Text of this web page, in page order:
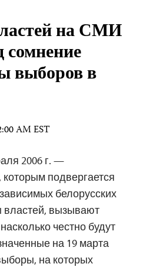
на СМИ
сомнение
выборов в
AM EST
2006 г. —
подвергается
белорусских
властей, вызывают
честно будут
на 19 марта
на которых